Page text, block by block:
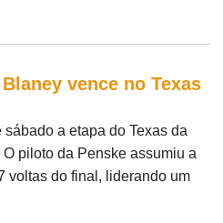
vence no Texas
a etapa do Texas da
piloto da Penske assumiu a
voltas do final, liderando um